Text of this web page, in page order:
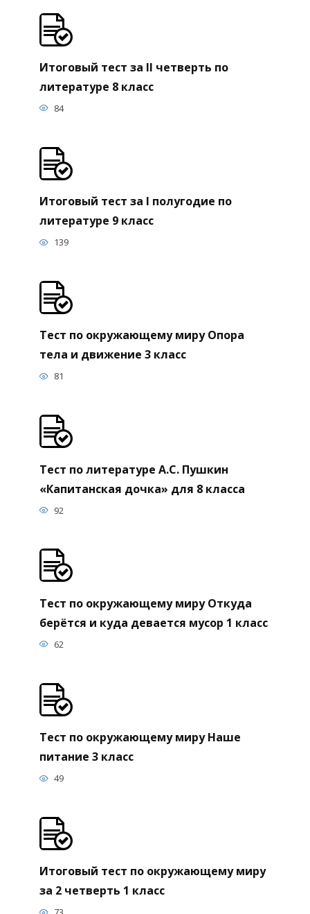
Итоговый тест за II четверть по
литературе 8 класс
84
Итоговый тест за I полугодие по
литературе 9 класс
139
Тест по окружающему миру Опора
тела и движение 3 класс
81
Тест по литературе А.С. Пушкин
«Капитанская дочка» для 8 класса
92
Тест по окружающему миру Откуда
берётся и куда девается мусор 1 класс
62
Тест по окружающему миру Наше
питание 3 класс
49
Итоговый тест по окружающему миру
за 2 четверть 1 класс